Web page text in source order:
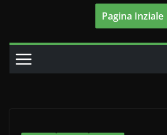
Pagina Inziale